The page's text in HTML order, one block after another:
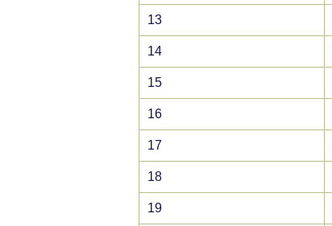
13
14
15
16
17
18
19